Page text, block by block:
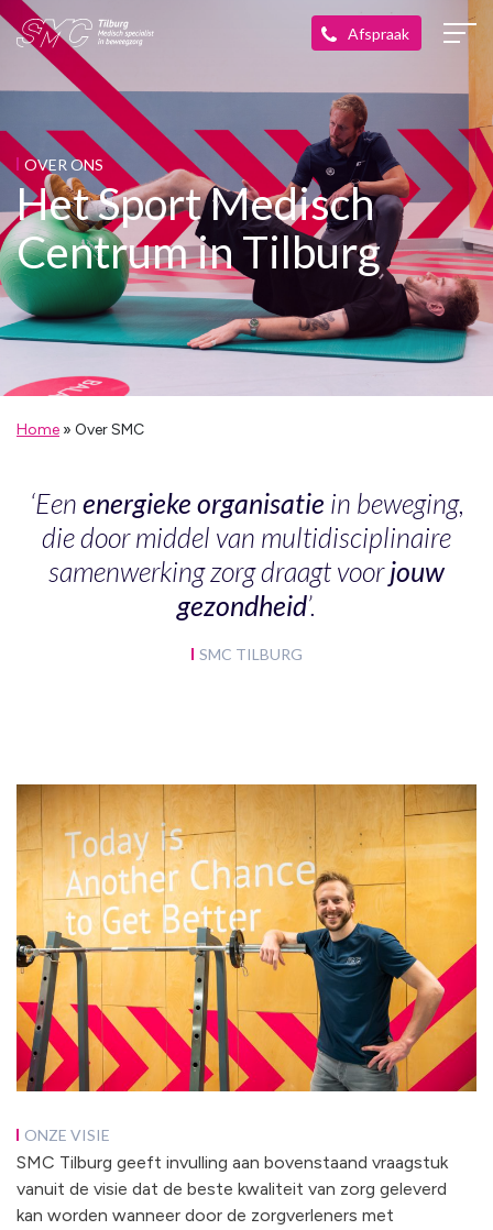
OVER ONS
Het Sport Medisch
Centrum in Tilburg
Home » Over SMC
‘Een energieke organisatie in beweging,
die door middel van multidisciplinaire
samenwerking zorg draagt voorjouw
gezondheid’.
SMC TILBURG
ONZE VISIE
SMC Tilburg geeft invulling aan bovenstaand vraagstuk
vanuit de visie dat de beste kwaliteit van zorg geleverd
kan worden wanneer door de zorgverleners met